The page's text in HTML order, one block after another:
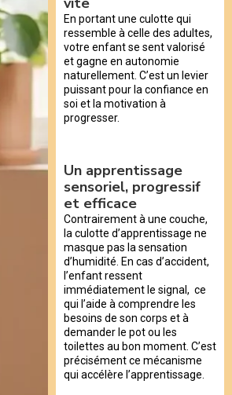
En portant une culotte qui
ressemble à celle des adultes,
votre enfant se sent valorisé
et gagne en autonomie
naturellement. C’est un levier
puissant pour la confiance en
soi et la motivation à
progresser.
Un apprentissage
sensoriel, progressif
et efficace
Contrairement à une couche,
la culotte d’apprentissage ne
masque pas la sensation
d’humidité. En cas d’accident,
l’enfant ressent
immédiatement le signal, ce
qui l’aide à comprendre les
besoins de son corps et à
demander le pot ou les
toilettes au bon moment. C’est
précisément ce mécanisme
qui accélère l’apprentissage.